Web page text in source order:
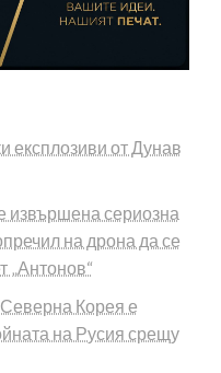
експлозиви от Дунав
извършена сериозна
на дрона да се
„Антонов“
Корея е
на Русия срещу